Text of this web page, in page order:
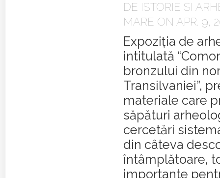
DE ISTORIE SI
MARE ON APR. 9,
Expoziţia de
intitulată
bronzului din
Transilvaniei”,
materiale care
săpături
cercetări
din câteva
întâmplătoare,
importante